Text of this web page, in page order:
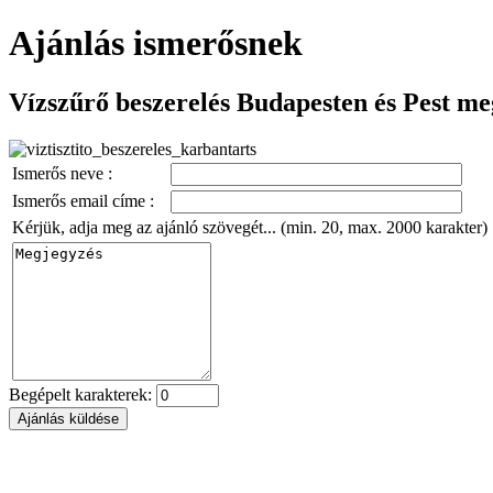
Ajánlás ismerősnek
Vízszűrő beszerelés Budapesten és Pest
Ismerős neve :
Ismerős email címe :
Kérjük, adja meg az ajánló szövegét... (min. 20, max. 2000 karakter)
Begépelt karakterek: